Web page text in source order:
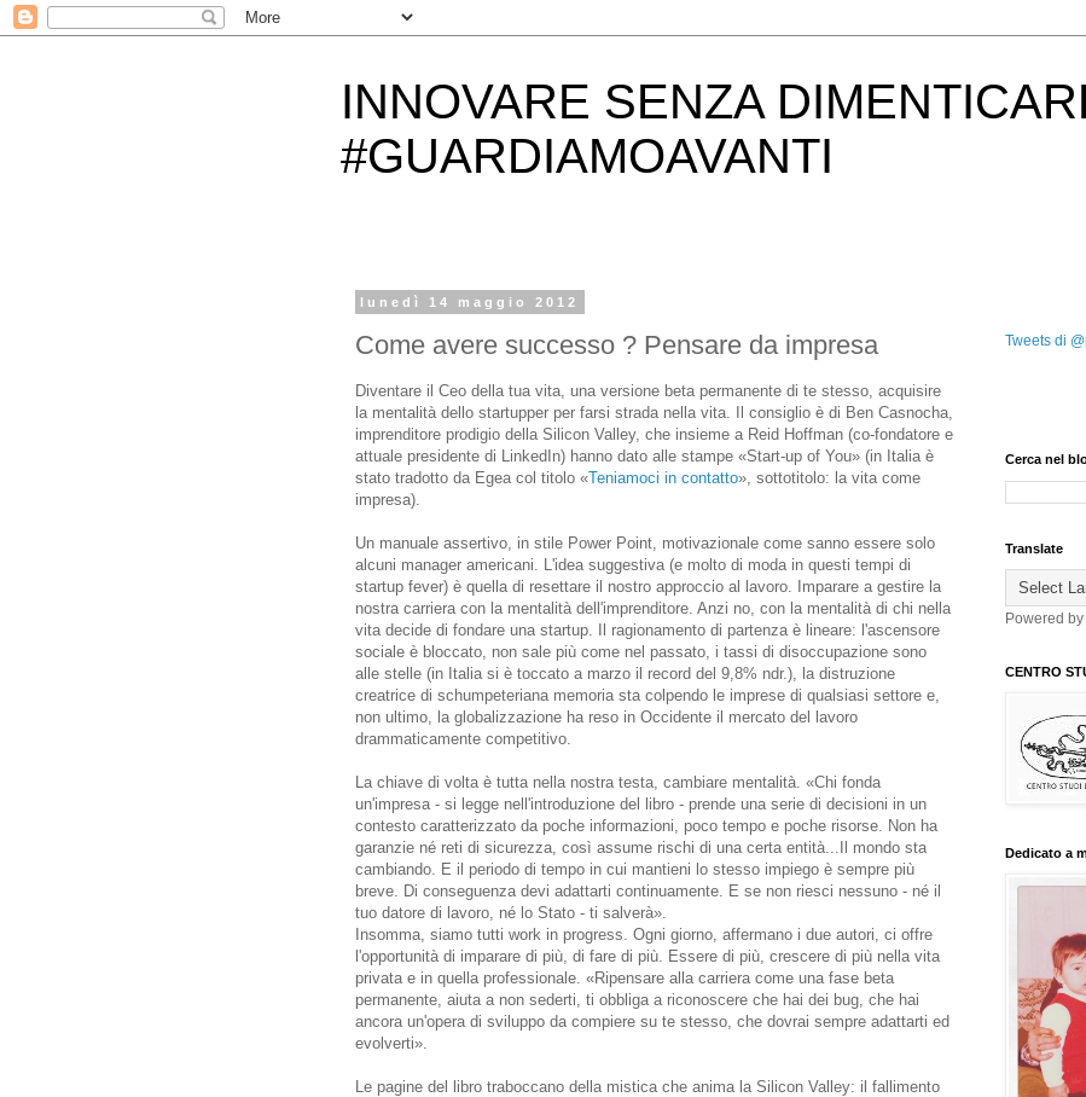
INNOVARE SENZA
#GUARDIAMOAVANTI
lunedì 14 maggio 2012
Come avere successo ? Pensare da impresa
Diventare il Ceo della tua vita, una versione beta permanente di te stesso, acquisire
la mentalità dello startupper per farsi strada nella vita. Il consiglio è di Ben Casnocha,
imprenditore prodigio della Silicon Valley, che insieme a Reid Hoffman (co-fondatore e
attuale presidente di LinkedIn) hanno dato alle stampe «Start-up of You» (in Italia è
stato tradotto da Egea col titolo «Teniamoci in contatto», sottotitolo: la vita come
impresa).
Un manuale assertivo, in stile Power Point, motivazionale come sanno essere solo
alcuni manager americani. L'idea suggestiva (e molto di moda in questi tempi di
startup fever) è quella di resettare il nostro approccio al lavoro. Imparare a gestire la
nostra carriera con la mentalità dell'imprenditore. Anzi no, con la mentalità di chi nella
vita decide di fondare una startup. Il ragionamento di partenza è lineare: l'ascensore
sociale è bloccato, non sale più come nel passato, i tassi di disoccupazione sono
alle stelle (in Italia si è toccato a marzo il record del 9,8% ndr.), la distruzione
creatrice di schumpeteriana memoria sta colpendo le imprese di qualsiasi settore e,
non ultimo, la globalizzazione ha reso in Occidente il mercato del lavoro
drammaticamente competitivo.
La chiave di volta è tutta nella nostra testa, cambiare mentalità. «Chi fonda
un'impresa - si legge nell'introduzione del libro - prende una serie di decisioni in un
contesto caratterizzato da poche informazioni, poco tempo e poche risorse. Non ha
garanzie né reti di sicurezza, così assume rischi di una certa entità...Il mondo sta
cambiando. E il periodo di tempo in cui mantieni lo stesso impiego è sempre più
breve. Di conseguenza devi adattarti continuamente. E se non riesci nessuno - né il
tuo datore di lavoro, né lo Stato - ti salverà».
Insomma, siamo tutti work in progress. Ogni giorno, affermano i due autori, ci offre
l'opportunità di imparare di più, di fare di più. Essere di più, crescere di più nella vita
privata e in quella professionale. «Ripensare alla carriera come una fase beta
permanente, aiuta a non sederti, ti obbliga a riconoscere che hai dei bug, che hai
ancora un'opera di sviluppo da compiere su te stesso, che dovrai sempre adattarti ed
evolverti».
Le pagine del libro traboccano della mistica che anima la Silicon Valley: il fallimento
Tweets di
Cerca nel
Translate
Powered by
CENTRO
Dedicato a